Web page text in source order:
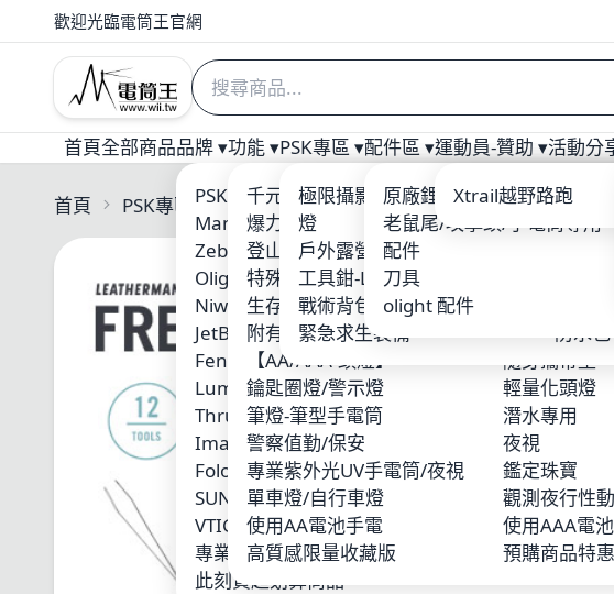
歡迎光臨電筒王官網
首頁全部商品品牌 ▾
PSK 電筒王專業燈具
Weltool
Manker
ARMYTEK
Zebralight
Olight
Niwalker
Xeno
JetBeam
Fenix
MAXTIM 台灣製造
Lumintop 雷明兔
KLARUS
ThruNite
SkilHunt
Imalent
Wuben
Folomov 浮樂木
FireFoxes FF-HID
SUNWAYFOTO
VTIGER
鋰電池_充電器
專業單車燈
其他手電
此刻買超划算商品
功能 ▾
千元以下優質入門手電筒
爆力遠射型
爆力照廣型
登山照遠-單
登山破霧-黃光
特殊光源-紅/藍/綠光
生存遊戲/警察槍燈
附有磁鐵吸附
工作燈頭燈照
【AA/AAA-頭燈】
隨身攜帶型
鑰匙圈燈/警示燈
輕量化頭燈
筆燈-筆型手電筒
潛水專用
警察值勤/保安
夜視
專業紫外光UV手電筒/夜視
鑑定珠寶
單車燈/自行車燈
觀測夜行性
使用AA電池手電
使用AAA電
高質感限量收藏版
預購商品特
PSK專區 ▾
極限攝影 三角架/攝影補光
燈
戰術配
戶外露營用品
輕量
工具鉗-Leatherman
鈦合
戰術背包-MOLLE系統
緊急求生裝備
防水
配件區 ▾
原廠鋰電池
老鼠尾/攻擊頭/手電筒專用
配件
刀具
olight 配件
運動員-贊助 ▾
Xtrail越野路跑
活動分
首頁 PSK專區 ▾ 工具鉗-Leatherman
固
》
》
》